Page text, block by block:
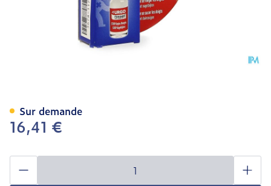
16,41 €
Quantité
Sur demande